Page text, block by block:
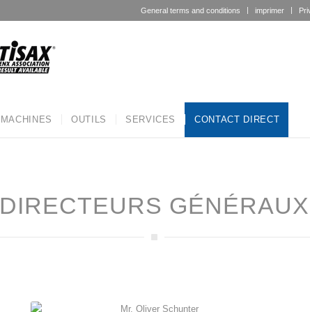
General terms and conditions imprimer
MACHINES OUTILS SERVICES CONTACT DIRECT
DIRECTEURS GÉNÉRAUX